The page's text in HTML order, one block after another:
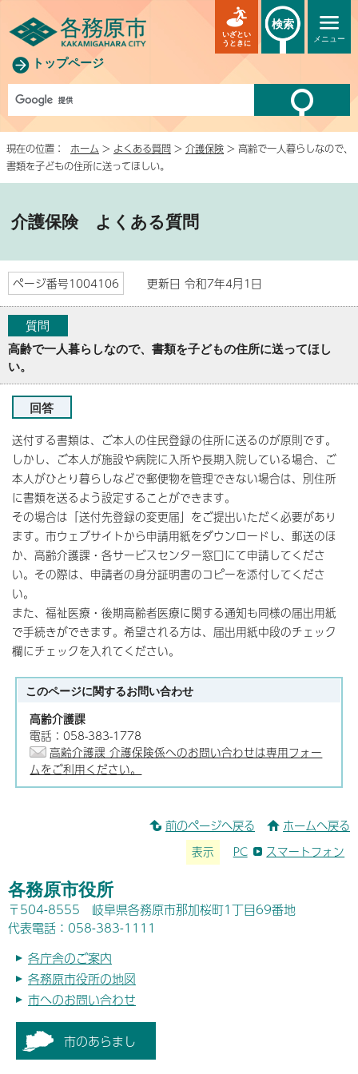
トップページ
メニュー
いざとい
うときに
検索
現在の位置： ホーム > よくある質問 > 介護保険 > 高齢で一人暮らしなので、
書類を子どもの住所に送ってほしい。
介護保険よくある質問
ページ番号1004106 更新日 令和7年4月1日
質問
高齢で一人暮らしなので、書類を子どもの住所に送ってほし
い。
回答
送付する書類は、ご本人の住民登録の住所に送るのが原則です。
しかし、ご本人が施設や病院に入所や長期入院している場合、ご
本人がひとり暮らしなどで郵便物を管理できない場合は、別住所
に書類を送るよう設定することができます。
その場合は「送付先登録の変更届」をご提出いただく必要があり
ます。市ウェブサイトから申請用紙をダウンロードし、郵送のほ
か、高齢介護課・各サービスセンター窓口にて申請してくださ
い。その際は、申請者の身分証明書のコピーを添付してくださ
い。
また、福祉医療・後期高齢者医療に関する通知も同様の届出用紙
で手続きができます。希望される方は、届出用紙中段のチェック
欄にチェックを入れてください。
このページに関するお問い合わせ
高齢介護課
電話：058-383-1778
高齢介護課 介護保険係へのお問い合わせは専用フォー
ムをご利用ください。
前のページへ戻る ホームへ戻る
表示 PC スマートフォン
各務原市役所
〒504-8555 岐阜県各務原市那加桜町1丁目69番地
代表電話：058-383-1111
各庁舎のご案内
各務原市役所の地図
市へのお問い合わせ
市のあらまし